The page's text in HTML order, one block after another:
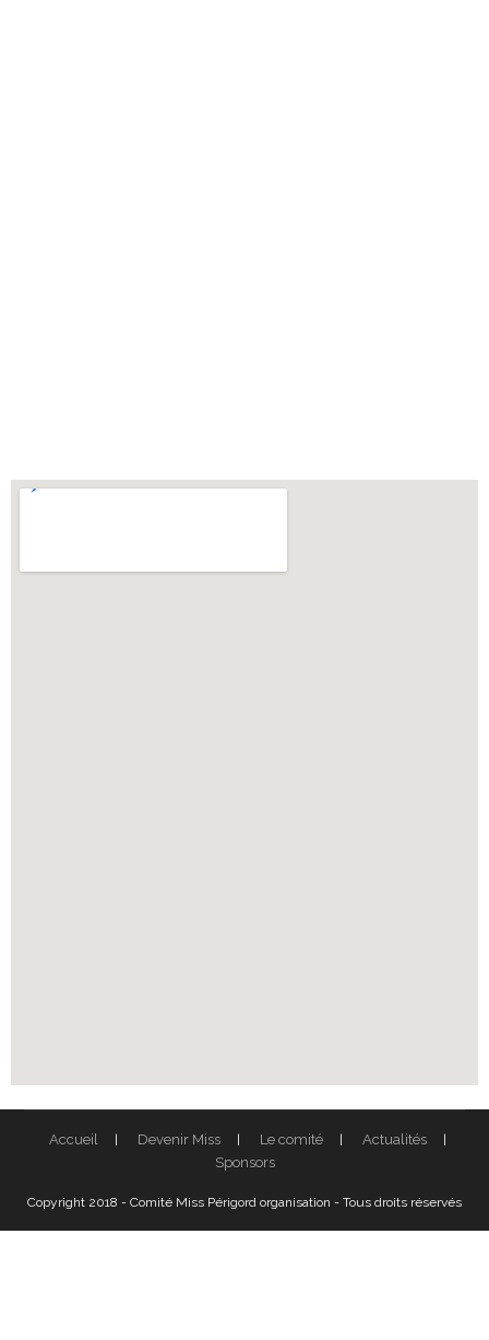
Accueil Devenir Miss Le comité
Actualités
Sponsors
Copyright 2018 - Comité Miss Périgord organisation - Tous droits réservés